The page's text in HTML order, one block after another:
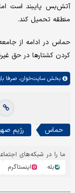
آتش‌بس پایبند است
منطقه تحمیل کند.
حماس در ادامه از
کردن کشتارها در حق
بخش سایت‌خوان، صرفا
حماس رژیم
ما را در شبکه‌های
بله
اینستاگرم